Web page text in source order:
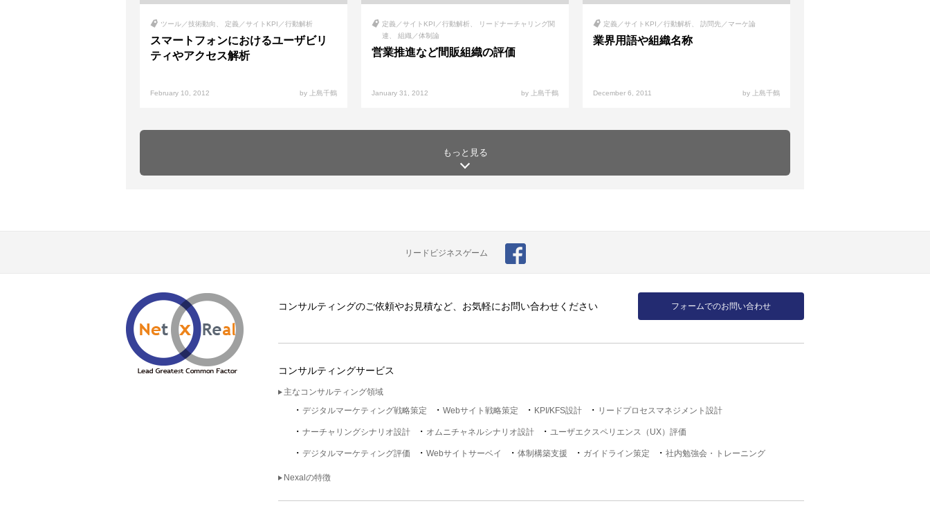
ツール／技術動向 定義／サイトKPI／行動解析
スマートフォンにおけるユーザビリ
ティやアクセス解析
February 10, 2012 by 上島千鶴
定義／サイトKPI／行動解析
リードナーチャリング関
連
組織／体制論
営業推進など間販組織の評価
January 31, 2012 by 上島千鶴
定義／サイトKPI／行動解析 訪問先／マーケ論
業界用語や組織名称
December 6, 2011 by 上島千鶴
もっと見る
リードビジネスゲーム
コンサルティングのご依頼やお見積など、お気軽にお問い合わせください フォームでのお問い合わせ
コンサルティングサービス
主なコンサルティング領域
デジタルマーケティング戦略策定
Webサイト戦略策定 KPI/KFS設計 リードプロセスマネジメント設計
ナーチャリングシナリオ設計 オムニチャネルシナリオ設計 ユーザエクスペリエンス（UX）評価
デジタルマーケティング評価 Webサイトサーベイ 体制構築支援 ガイドライン策定 社内勉強会・トレーニング
Nexalの特徴